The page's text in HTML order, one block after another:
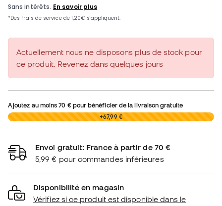
Actuellement nous ne disposons plus de stock pour
ce produit. Revenez dans quelques jours
Ajoutez au moins70 €pour bénéficier de la livraison gratuite
0,00 € +67,99 €
Envoi gratuit: France à partir de 70 €
5,99 € pour commandes inférieures
Disponibilité en magasin
Vérifiez si ce produit est disponible dans le